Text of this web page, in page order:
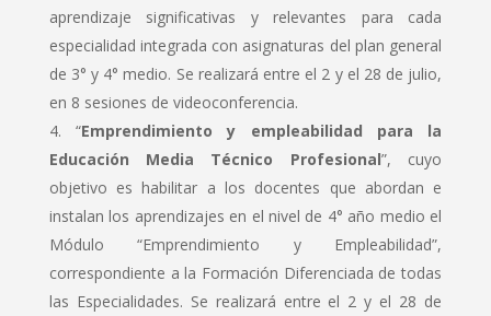
aprendizaje significativas y relevantes para cada
especialidad integrada con asignaturas del plan general
de 3° y 4° medio. Se realizará entre el 2 y el 28 de julio,
en 8 sesiones de videoconferencia.
“Emprendimiento y empleabilidad para la
Educación Media Técnico Profesional”, cuyo
objetivo es habilitar a los docentes que abordan e
instalan los aprendizajes en el nivel de 4° año medio el
Módulo “Emprendimiento y Empleabilidad”,
correspondiente a la Formación Diferenciada de todas
las Especialidades. Se realizará entre el 2 y el 28 de